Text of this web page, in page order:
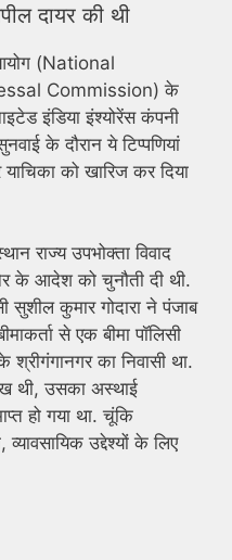
दायर की थी
आयोग (National
Commission) के
इंडिया इंश्योरेंस कंपनी
के दौरान ये टिप्पणियां
को खारिज कर दिया
राज्य उपभोक्ता विवाद
के आदेश को चुनौती दी थी.
सुशील कुमार गोदारा ने पंजाब
से एक बीमा पॉलिसी
श्रीगंगानगर का निवासी था.
थी, उसका अस्थाई
हो गया था. चूंकि
उद्देश्यों के लिए